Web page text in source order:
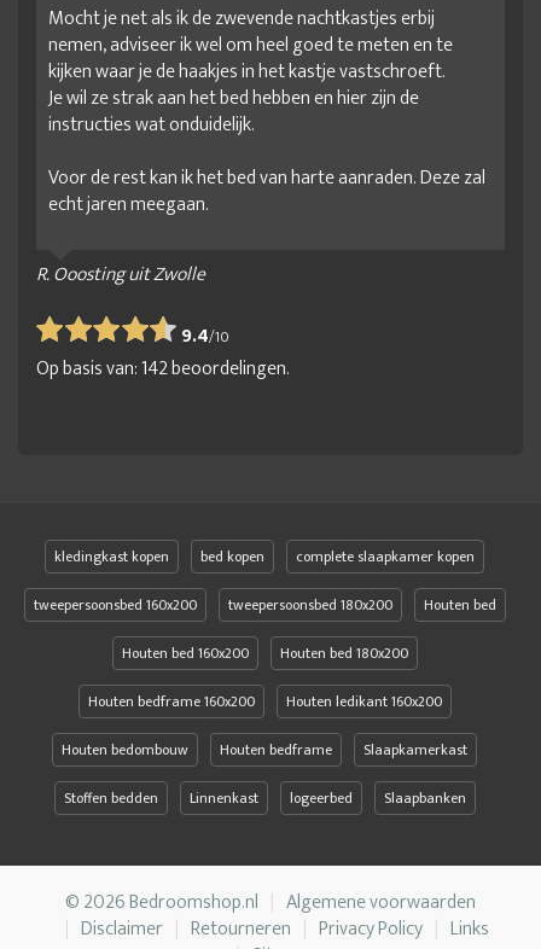
Mocht je net als ik de zwevende nachtkastjes erbij
nemen, adviseer ik wel om heel goed te meten en te
kijken waar je de haakjes in het kastje vastschroeft.
Je wil ze strak aan het bed hebben en hier zijn de
instructies wat onduidelijk.
Voor de rest kan ik het bed van harte aanraden. Deze zal
echt jaren meegaan.
R. Ooosting uit Zwolle
9.4/10
Op basis van:142beoordelingen.
kledingkast kopen bed kopen
complete slaapkamer kopen
tweepersoonsbed 160x200
tweepersoonsbed 180x200
Houten bed
Houten bed 160x200
Houten bed 180x200
Houten bedframe 160x200
Houten ledikant 160x200
Houten bedombouw
Houten bedframe
Slaapkamerkast
Stoffen bedden
Linnenkast logeerbed Slaapbanken
© 2026 Bedroomshop.nl
Algemene voorwaarden
Disclaimer
Retourneren Privacy Policy
Links